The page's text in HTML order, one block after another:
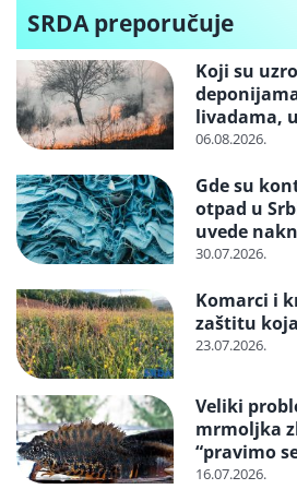
autosedišta
SRDA preporučuje
Koji su
livadama,
neko
06.08.2026.
Gde su
otpad u
uvede
reciklažu i
30.07.2026.
Komarci i
zaštitu
23.07.2026.
Veliki
mrmoljka
“pravimo
reagovati i
16.07.2026.